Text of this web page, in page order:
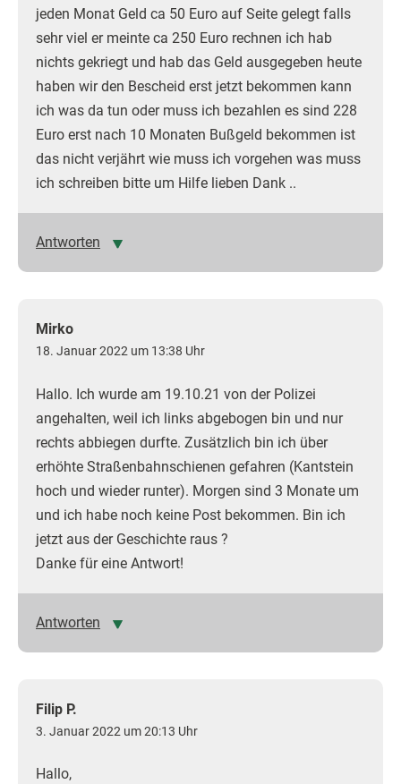
jeden Monat Geld ca 50 Euro auf Seite gelegt falls
sehr viel er meinte ca 250 Euro rechnen ich hab
nichts gekriegt und hab das Geld ausgegeben heute
haben wir den Bescheid erst jetzt bekommen kann
ich was da tun oder muss ich bezahlen es sind 228
Euro erst nach 10 Monaten Bußgeld bekommen ist
das nicht verjährt wie muss ich vorgehen was muss
ich schreiben bitte um Hilfe lieben Dank ..
Antworten
Mirko
18. Januar 2022 um 13:38 Uhr
Hallo. Ich wurde am 19.10.21 von der Polizei
angehalten, weil ich links abgebogen bin und nur
rechts abbiegen durfte. Zusätzlich bin ich über
erhöhte Straßenbahnschienen gefahren (Kantstein
hoch und wieder runter). Morgen sind 3 Monate um
und ich habe noch keine Post bekommen. Bin ich
jetzt aus der Geschichte raus ?
Danke für eine Antwort!
Antworten
Filip P.
3. Januar 2022 um 20:13 Uhr
Hallo,